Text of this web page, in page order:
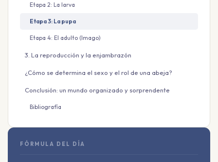
Etapa 2: La larva
Etapa 3: La pupa
Etapa 4: El adulto (Imago)
3. La reproducción y la enjambrazón
¿Cómo se determina el sexo y el rol de una abeja?
Conclusión: un mundo organizado y sorprendente
Bibliografía
FÓRMULA DEL DÍA